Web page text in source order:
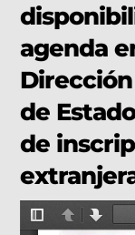
agenda
de
de